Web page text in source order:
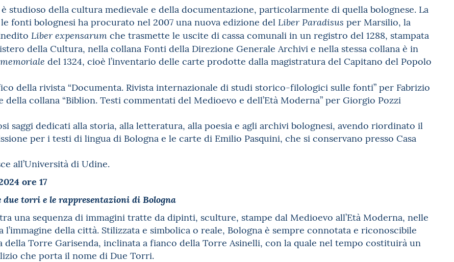
studioso della cultura medievale e della documentazione, particolarmente di quella bolognese. La
fonti bolognesi ha procurato nel 2007 una nuova edizione del Liber Paradisus per Marsilio, la
Liber expensarum che trasmette le uscite di cassa comunali in un registro del 1288, stampata
della Cultura, nella collana Fonti della Direzione Generale Archivi e nella stessa collana è in
del 1324, cioè l’inventario delle carte prodotte dalla magistratura del Capitano del Popolo
della rivista “Documenta. Rivista internazionale di studi storico-filologici sulle fonti” per Fabrizio
della collana “Biblion. Testi commentati del Medioevo e dell’Età Moderna” per Giorgio Pozzi
saggi dedicati alla storia, alla letteratura, alla poesia e agli archivi bolognesi, avendo riordinato il
per i testi di lingua di Bologna e le carte di Emilio Pasquini, che si conservano presso Casa
all’Università di Udine.
ore 17
due torri e le rappresentazioni di Bologna
una sequenza di immagini tratte da dipinti, sculture, stampe dal Medioevo all’Età Moderna, nelle
l’immagine della città. Stilizzata e simbolica o reale, Bologna è sempre connotata e riconoscibile
della Torre Garisenda, inclinata a fianco della Torre Asinelli, con la quale nel tempo costituirà un
che porta il nome di Due Torri.